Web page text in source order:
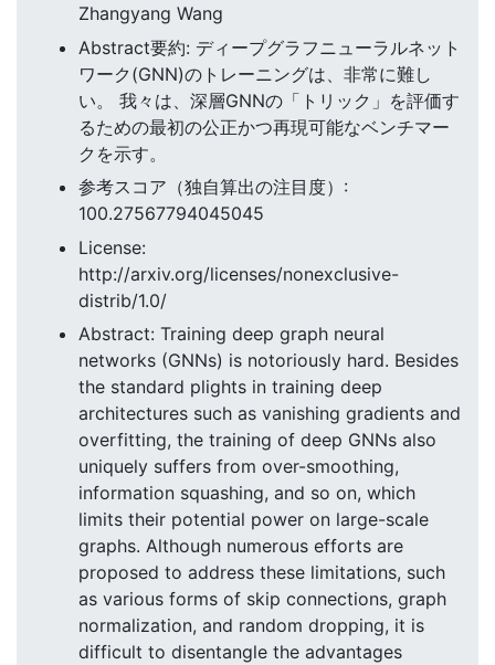
Zhangyang Wang
Abstract要約: ディープグラフニューラルネット
ワーク(GNN)のトレーニングは、非常に難し
い。 我々は、深層GNNの「トリック」を評価す
るための最初の公正かつ再現可能なベンチマー
クを示す。
参考スコア（独自算出の注目度）:
100.27567794045045
License:
http://arxiv.org/licenses/nonexclusive-
distrib/1.0/
Abstract: Training deep graph neural
networks (GNNs) is notoriously hard. Besides
the standard plights in training deep
architectures such as vanishing gradients and
overfitting, the training of deep GNNs also
uniquely suffers from over-smoothing,
information squashing, and so on, which
limits their potential power on large-scale
graphs. Although numerous efforts are
proposed to address these limitations, such
as various forms of skip connections, graph
normalization, and random dropping, it is
difficult to disentangle the advantages